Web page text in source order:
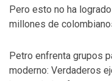
Pero esto no ha
millones de
Petro enfrenta grupos
moderno: Verdaderos